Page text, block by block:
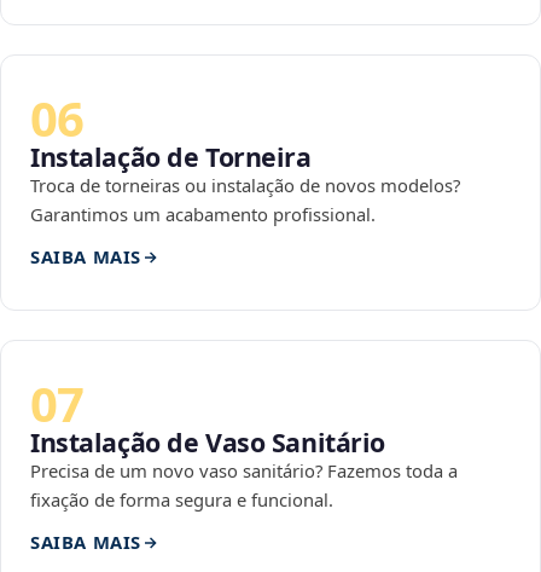
06
Instalação de Torneira
Troca de torneiras ou instalação de novos modelos?
Garantimos um acabamento profissional.
SAIBA MAIS
07
Instalação de Vaso Sanitário
Precisa de um novo vaso sanitário? Fazemos toda a
fixação de forma segura e funcional.
SAIBA MAIS